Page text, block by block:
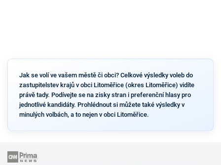
Jak se volí ve vašem městě či obci? Celkové výsledky voleb do
zastupitelstev krajů v obci Litoměřice (okres Litoměřice) vidíte
právě tady. Podívejte se na zisky stran i preferenční hlasy pro
jednotlivé kandidáty. Prohlédnout si můžete také výsledky v
minulých volbách, a to nejen v obci Litoměřice.